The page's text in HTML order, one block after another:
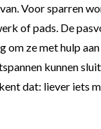
Voor sparren
of pads. De
ze met hulp
kunnen
dat: liever iets